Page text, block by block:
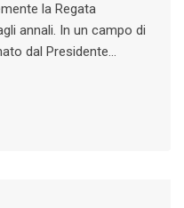
la Regata
annali. In un campo di
dal Presidente…